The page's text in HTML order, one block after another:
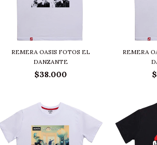
REMERA OASIS FOTOS EL
DANZANTE
$38.000
REMERA